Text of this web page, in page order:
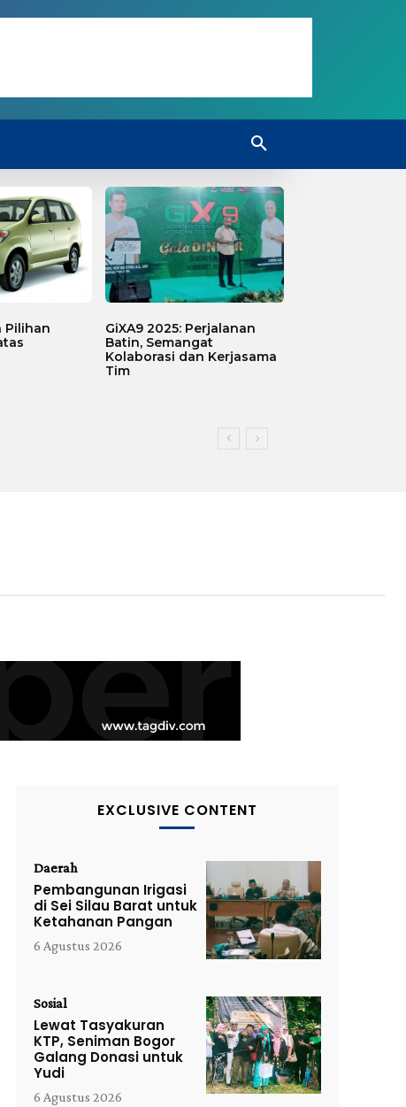
Pilihan
GiXA9 2025: Perjalanan
Batin, Semangat
Kolaborasi dan Kerjasama
Tim
EXCLUSIVE CONTENT
Daerah
Pembangunan Irigasi
di Sei Silau Barat untuk
Ketahanan Pangan
6 Agustus 2026
Sosial
Lewat Tasyakuran
KTP, Seniman Bogor
Galang Donasi untuk
Yudi
6 Agustus 2026